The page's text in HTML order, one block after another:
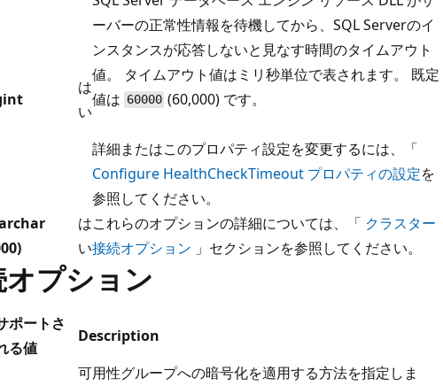
は
い
ーバーの正常性情報を待機してから、SQL Serverのイ
ンスタンスが応答しないと見なす時間のタイムアウト
値。 タイムアウト値はミリ秒単位で表されます。 既定
値は 60000 (60,000) です。
詳細またはこのプロパティ設定を変更するには、「
Configure HealthCheckTimeout プロパティの設定を
参照してください。
は
い
これらのオプションの詳細については、「 クラスター
接続オプション 」セクションを参照してください。
プション
ポートさ
る値
Description
可用性グループへの暗号化を適用する方法を指定しま